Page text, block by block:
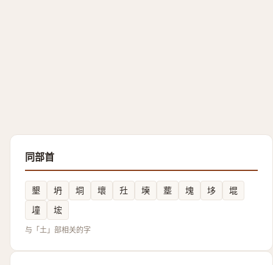
同部首
墾 坍 垌 壞 圱 㙽 塟 塊 垑
堒
墥
㙆
与「土」部相关的字